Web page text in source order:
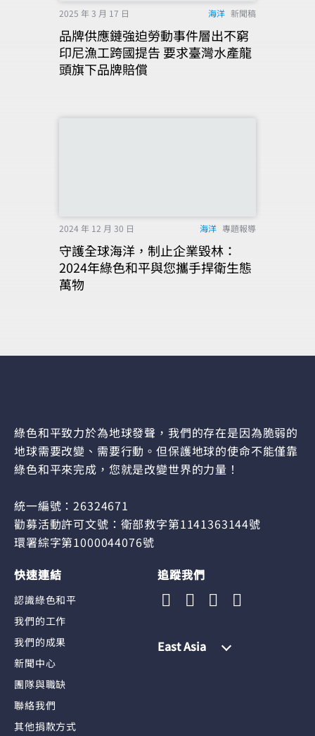
2025 年 3 月 17 日 海洋 新聞稿
品牌供應鏈強迫勞動事件層出不窮
印尼漁工跨國提告 要求臺灣水產龍
頭旗下品牌賠償
2024 年 12 月 30 日 海洋 專題報導
守護全球海洋，制止企業毀林：
2024年綠色和平與您攜手捍衛生態
萬物
綠色和平致力於為地球發聲，我們的存在是因為脆弱的
地球需要改變、需要行動。但保護地球的使命不能僅靠
綠色和平來完成，您就是改變世界的力量！
統一編號：26324671
勸募活動許可文號：衛部救字第1141363144號
環署綜字第1000044076號
快速連結
認識綠色和平
我們的工作
我們的成果
新聞中心
團隊與職缺
聯絡我們
其他捐款方式
追蹤我們
East Asia